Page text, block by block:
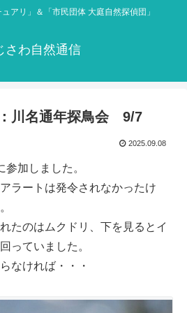
アリ」＆「市民団体 大庭自然探偵団」
さわ自然通信
川名通年探鳥会 9/7
2025.09.08
加しました。
ラートは発令されなかったけ
たのはムクドリ、下を見るとイ
っていました。
なければ・・・